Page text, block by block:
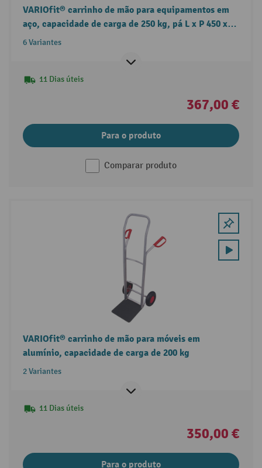
VARIOfit® carrinho de mão para equipamentos em
aço, capacidade de carga de 250 kg, pá L x P 450 x
150 mm
6 Variantes
11 Dias úteis
367,00 €
Para o produto
Comparar produto
VARIOfit® carrinho de mão para móveis em
alumínio, capacidade de carga de 200 kg
2 Variantes
11 Dias úteis
350,00 €
Para o produto